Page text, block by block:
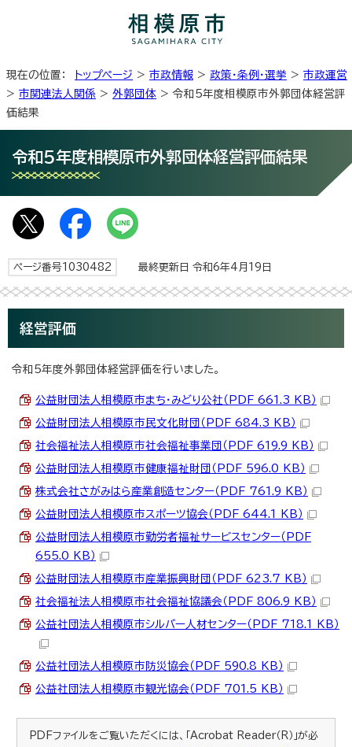
現在の位置： トップページ > 市政情報 > 政策・条例・選挙 > 市政運営
> 市関連法人関係 > 外郭団体 > 令和5年度相模原市外郭団体経営評
価結果
令和5年度相模原市外郭団体経営評価結果
ページ番号1030482 最終更新日 令和6年4月19日
経営評価
令和5年度外郭団体経営評価を行いました。
公益財団法人相模原市まち・みどり公社（PDF 661.3 KB）
公益財団法人相模原市民文化財団（PDF 684.3 KB）
社会福祉法人相模原市社会福祉事業団（PDF 619.9 KB）
公益財団法人相模原市健康福祉財団（PDF 596.0 KB）
株式会社さがみはら産業創造センター（PDF 761.9 KB）
公益財団法人相模原市スポーツ協会（PDF 644.1 KB）
公益財団法人相模原市勤労者福祉サービスセンター（PDF
655.0 KB）
公益財団法人相模原市産業振興財団（PDF 623.7 KB）
社会福祉法人相模原市社会福祉協議会（PDF 806.9 KB）
公益社団法人相模原市シルバー人材センター（PDF 718.1 KB）
公益社団法人相模原市防災協会（PDF 590.8 KB）
公益社団法人相模原市観光協会（PDF 701.5 KB）
PDFファイルをご覧いただくには、「Acrobat Reader（R）」が必